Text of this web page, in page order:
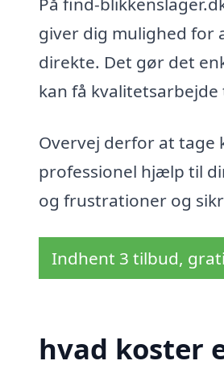
giver dig mulighed for
direkte. Det gør det
kan få
Overvej derfor at tage
professionel hjælp til
og frustrationer og
Indhent 3 tilbud,
hvad koster